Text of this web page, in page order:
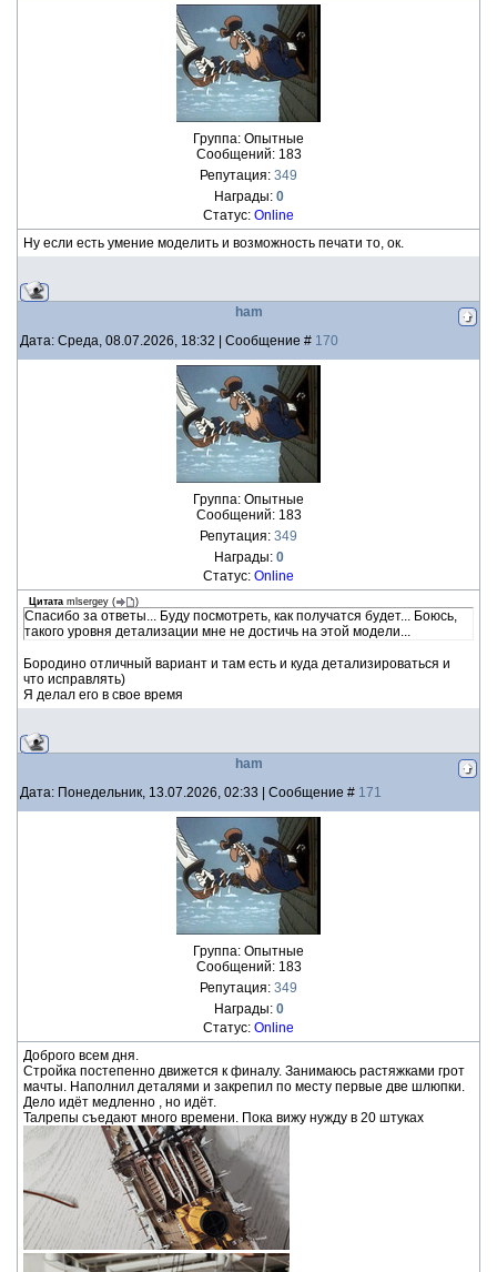
Группа: Опытные
Сообщений: 183
Репутация: 349
Награды: 0
Статус: Online
Ну если есть умение моделить и возможность печати то, ок.
ham
Дата: Среда, 08.07.2026, 18:32 | Сообщение # 170
Группа: Опытные
Сообщений: 183
Репутация: 349
Награды: 0
Статус: Online
Цитата mlsergey ( )
Спасибо за ответы... Буду посмотреть, как получатся будет... Боюсь,
такого уровня детализации мне не достичь на этой модели...
Бородино отличный вариант и там есть и куда детализироваться и
что исправлять)
Я делал его в свое время
ham
Дата: Понедельник, 13.07.2026, 02:33 | Сообщение # 171
Группа: Опытные
Сообщений: 183
Репутация: 349
Награды: 0
Статус: Online
Доброго всем дня.
Стройка постепенно движется к финалу. Занимаюсь растяжками грот
мачты. Наполнил деталями и закрепил по месту первые две шлюпки.
Дело идёт медленно , но идёт.
Талрепы съедают много времени. Пока вижу нужду в 20 штуках